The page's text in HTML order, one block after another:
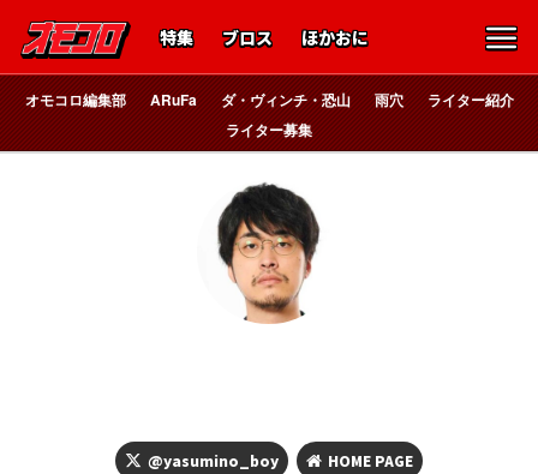
特集 ブロス ほかおに
オモコロ編集部 ARuFa ダ・ヴィンチ・恐山 雨穴
ライター紹介
ライター募集
@yasumino_boy HOME PAGE